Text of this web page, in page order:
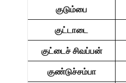
குடும்பை
குட்டாடை
குட்டைச் சிவப்பன்
குண்டுச்சம்பா